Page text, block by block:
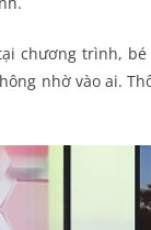
chương trình,
nhờ vào ai.